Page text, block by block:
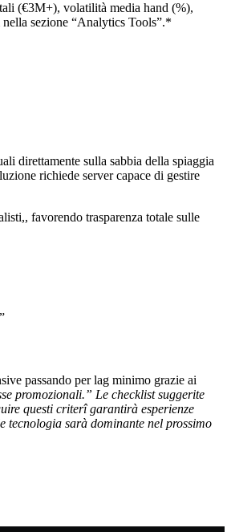
(€3M+), volatilità media hand (%),
sezione “Analytics Tools”.*
direttamente sulla sabbia della spiaggia
richiede server capace di gestire
favorendo trasparenza totale sulle
passando per lag minimo grazie ai
promozionali.” Le checklist suggerite
questi criterî garantirà esperienze
tecnologia sarà dominante nel prossimo